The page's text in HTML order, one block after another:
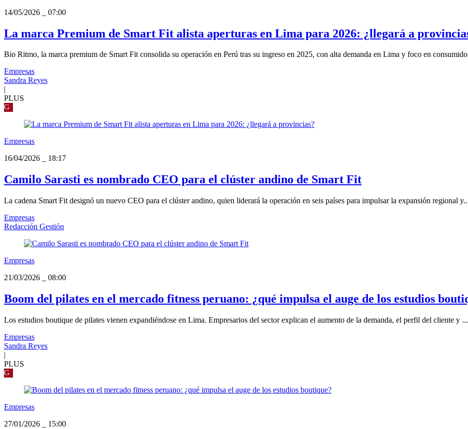
14/05/2026
07:00
La marca Premium de Smart Fit alista aperturas en Lima para 2026: ¿llegará a
Bio Ritmo, la marca premium de Smart Fit consolida su operación en Perú tras su ingreso en 2025, con alta demanda en Lima y foco en
Empresas
Sandra Reyes
PLUS
G
Empresas
16/04/2026
18:17
Camilo Sarasti es nombrado CEO para el clúster andino de Smart Fit
La cadena Smart Fit designó un nuevo CEO para el clúster andino, quien liderará la operación en seis países para impulsar la expansión regional
Empresas
Redacción Gestión
Empresas
21/03/2026
08:00
Boom del pilates en el mercado fitness peruano: ¿qué impulsa el auge de los estudios
Los estudios boutique de pilates vienen expandiéndose en Lima. Empresarios del sector explican el aumento de la demanda, el perfil del cliente y ...
Empresas
Sandra Reyes
|
PLUS
G
Empresas
27/01/2026
15:00